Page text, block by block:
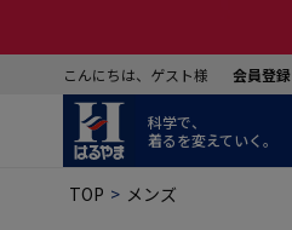
こんにちは、ゲスト様 会員登録
科学で、
着るを変えていく。
TOP メンズ